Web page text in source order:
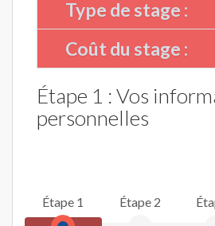
Type de stage :
Coût du stage :
Étape 1 : Vos
personnelles
Étape 1 Étape 2